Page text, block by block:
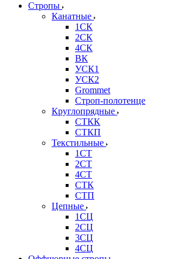
Стропы
Канатные
1СК
2СК
4СК
ВК
УСК1
УСК2
Grommet
Строп-полотенце
Круглопрядные
СТКК
СТКП
Текстильные
1СТ
2СТ
4СТ
СТК
СТП
Цепные
1СЦ
2СЦ
3СЦ
4СЦ